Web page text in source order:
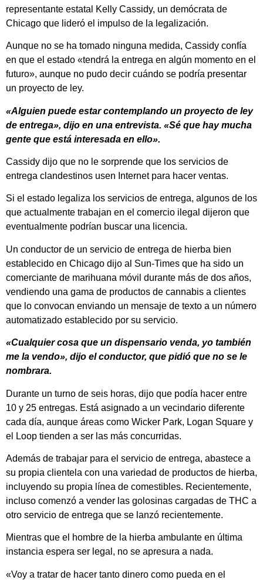
representante estatal Kelly Cassidy, un demócrata de
Chicago que lideró el impulso de la legalización.
Aunque no se ha tomado ninguna medida, Cassidy confía
en que el estado «tendrá la entrega en algún momento en el
futuro», aunque no pudo decir cuándo se podría presentar
un proyecto de ley.
«Alguien puede estar contemplando un proyecto de ley
de entrega», dijo en una entrevista. «Sé que hay mucha
gente que está interesada en ello».
Cassidy dijo que no le sorprende que los servicios de
entrega clandestinos usen Internet para hacer ventas.
Si el estado legaliza los servicios de entrega, algunos de los
que actualmente trabajan en el comercio ilegal dijeron que
eventualmente podrían buscar una licencia.
Un conductor de un servicio de entrega de hierba bien
establecido en Chicago dijo al Sun-Times que ha sido un
comerciante de marihuana móvil durante más de dos años,
vendiendo una gama de productos de cannabis a clientes
que lo convocan enviando un mensaje de texto a un número
automatizado establecido por su servicio.
«Cualquier cosa que un dispensario venda, yo también
me la vendo», dijo el conductor, que pidió que no se le
nombrara.
Durante un turno de seis horas, dijo que podía hacer entre
10 y 25 entregas. Está asignado a un vecindario diferente
cada día, aunque áreas como Wicker Park, Logan Square y
el Loop tienden a ser las más concurridas.
Además de trabajar para el servicio de entrega, abastece a
su propia clientela con una variedad de productos de hierba,
incluyendo su propia línea de comestibles. Recientemente,
incluso comenzó a vender las golosinas cargadas de THC a
otro servicio de entrega que se lanzó recientemente.
Mientras que el hombre de la hierba ambulante en última
instancia espera ser legal, no se apresura a nada.
«Voy a tratar de hacer tanto dinero como pueda en el